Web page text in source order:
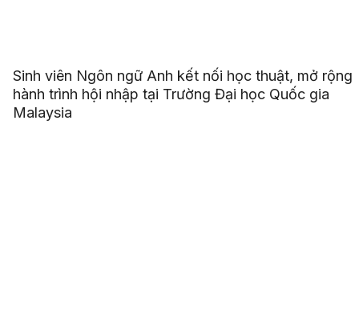
Sinh viên Ngôn ngữ Anh kết nối học thuật, mở rộng
hành trình hội nhập tại Trường Đại học Quốc gia
Malaysia